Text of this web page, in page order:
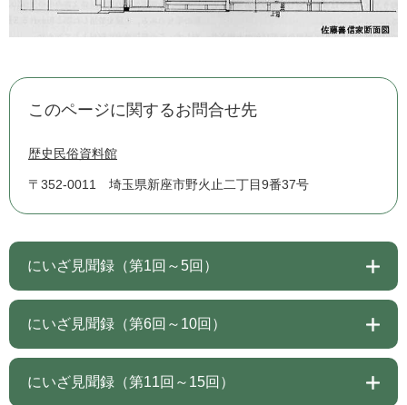
このページに関するお問合せ先
歴史民俗資料館
〒352-0011 埼玉県新座市野火止二丁目9番37号
にいざ見聞録（第1回～5回）
にいざ見聞録（第6回～10回）
にいざ見聞録（第11回～15回）